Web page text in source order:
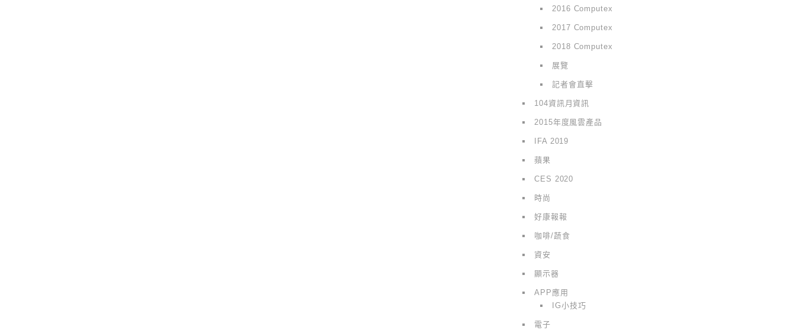
2016 Computex
2017 Computex
2018 Computex
展覽
記者會直擊
104資訊月資訊
2015年度風雲產品
IFA 2019
蘋果
CES 2020
時尚
好康報報
咖啡/蔬食
資安
顯示器
APP應用
IG小技巧
電子